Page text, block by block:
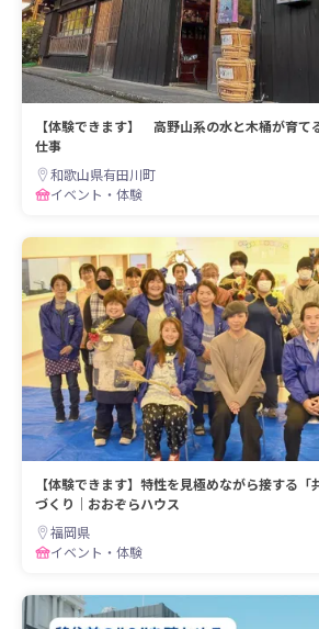
【体験できます】 高野山系の水と木桶が育て
仕事
和歌山県有田川町
イベント・体験
【体験できます】特性を見極めながら接する
づくり｜おおぞらハウス
福岡県
イベント・体験